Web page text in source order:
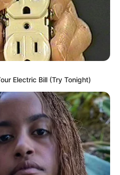
Electric Bill (Try Tonight)